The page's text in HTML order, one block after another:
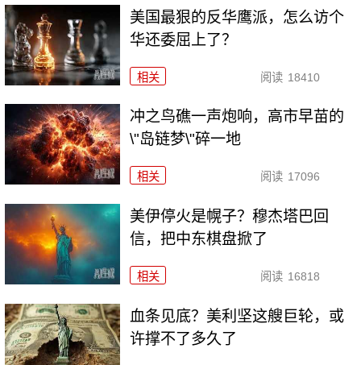
美国最狠的反华鹰派，怎么访个
华还委屈上了？
相关 阅读 18410
冲之鸟礁一声炮响，高市早苗的
\"岛链梦\"碎一地
相关 阅读 17096
美伊停火是幌子？穆杰塔巴回
信，把中东棋盘掀了
相关 阅读 16818
血条见底？美利坚这艘巨轮，或
许撑不了多久了